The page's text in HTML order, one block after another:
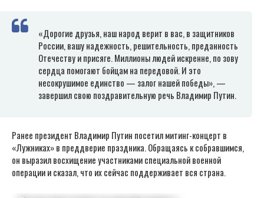
«Дорогие друзья, наш народ верит в вас, в защитников
России, вашу надежность, решительность, преданность
Отечеству и присяге. Миллионы людей искренне, по зову
сердца помогают бойцам на передовой. И это
несокрушимое единство — залог нашей победы», —
завершил свою поздравительную речь Владимир Путин.
Ранее президент Владимир Путин посетил митинг-концерт в
«Лужниках» в преддверие праздника. Обращаясь к собравшимся,
он выразил восхищение участниками специальной военной
операции и сказал, что их сейчас поддерживает вся страна.